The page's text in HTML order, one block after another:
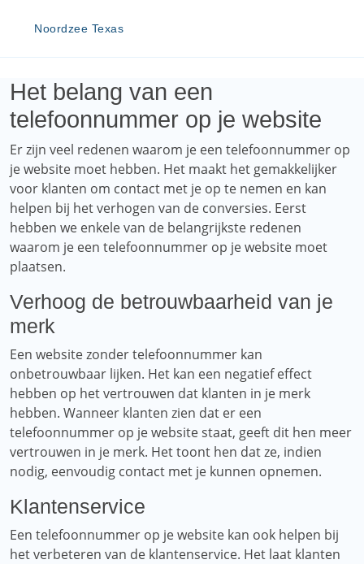
Noordzee Texas
Het belang van een
telefoonnummer op je website
Er zijn veel redenen waarom je een telefoonnummer op
je website moet hebben. Het maakt het gemakkelijker
voor klanten om contact met je op te nemen en kan
helpen bij het verhogen van de conversies. Eerst
hebben we enkele van de belangrijkste redenen
waarom je een telefoonnummer op je website moet
plaatsen.
Verhoog de betrouwbaarheid van je
merk
Een website zonder telefoonnummer kan
onbetrouwbaar lijken. Het kan een negatief effect
hebben op het vertrouwen dat klanten in je merk
hebben. Wanneer klanten zien dat er een
telefoonnummer op je website staat, geeft dit hen meer
vertrouwen in je merk. Het toont hen dat ze, indien
nodig, eenvoudig contact met je kunnen opnemen.
Klantenservice
Een telefoonnummer op je website kan ook helpen bij
het verbeteren van de klantenservice. Het laat klanten